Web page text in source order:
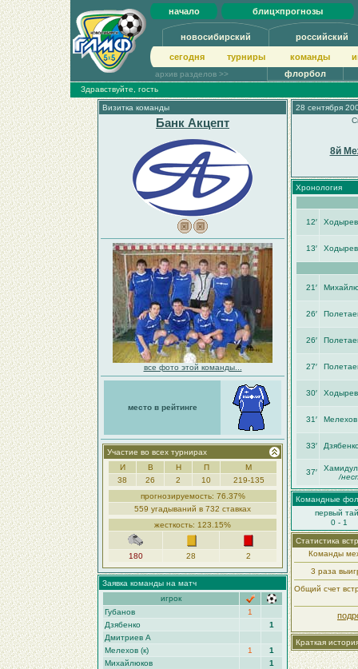
начало блиц×прогнозы
новосибирский российский
сегодня турниры команды
архив разделов >> флорбол
Здравствуйте, гость
Визитка команды
Банк Акцепт
все фото этой команды...
место в рейтинге
Участие во всех турнирах
И
В Н П
М
38
26 2 10
219-135
прогнозируемость: 76.37%
559 угадываний в 732 ставках
жесткость: 123.15%
180 28 2
Заявка команды на матч
игрок
Губанов
1
Дзябенко
1
Дмитриев А
Мелехов (к)
1
1
Михайлюков
1
28 сентября
8й
Хронология
12′
13′
21′
26′
26′
27′
30′
31′ Мелехов
33′
37′
/
Командные
первый
0 - 1
Статистика
Команды
3 раза
Общий счет
Краткая